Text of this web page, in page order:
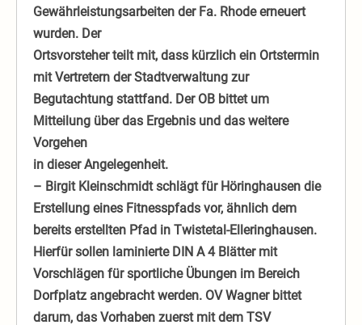
Gewährleistungsarbeiten der Fa. Rhode erneuert
wurden. Der
Ortsvorsteher teilt mit, dass kürzlich ein Ortstermin
mit Vertretern der Stadtverwaltung zur
Begutachtung stattfand. Der OB bittet um
Mitteilung über das Ergebnis und das weitere
Vorgehen
in dieser Angelegenheit.
– Birgit Kleinschmidt schlägt für Höringhausen die
Erstellung eines Fitnesspfads vor, ähnlich dem
bereits erstellten Pfad in Twistetal-Elleringhausen.
Hierfür sollen laminierte DIN A 4 Blätter mit
Vorschlägen für sportliche Übungen im Bereich
Dorfplatz angebracht werden. OV Wagner bittet
darum, das Vorhaben zuerst mit dem TSV